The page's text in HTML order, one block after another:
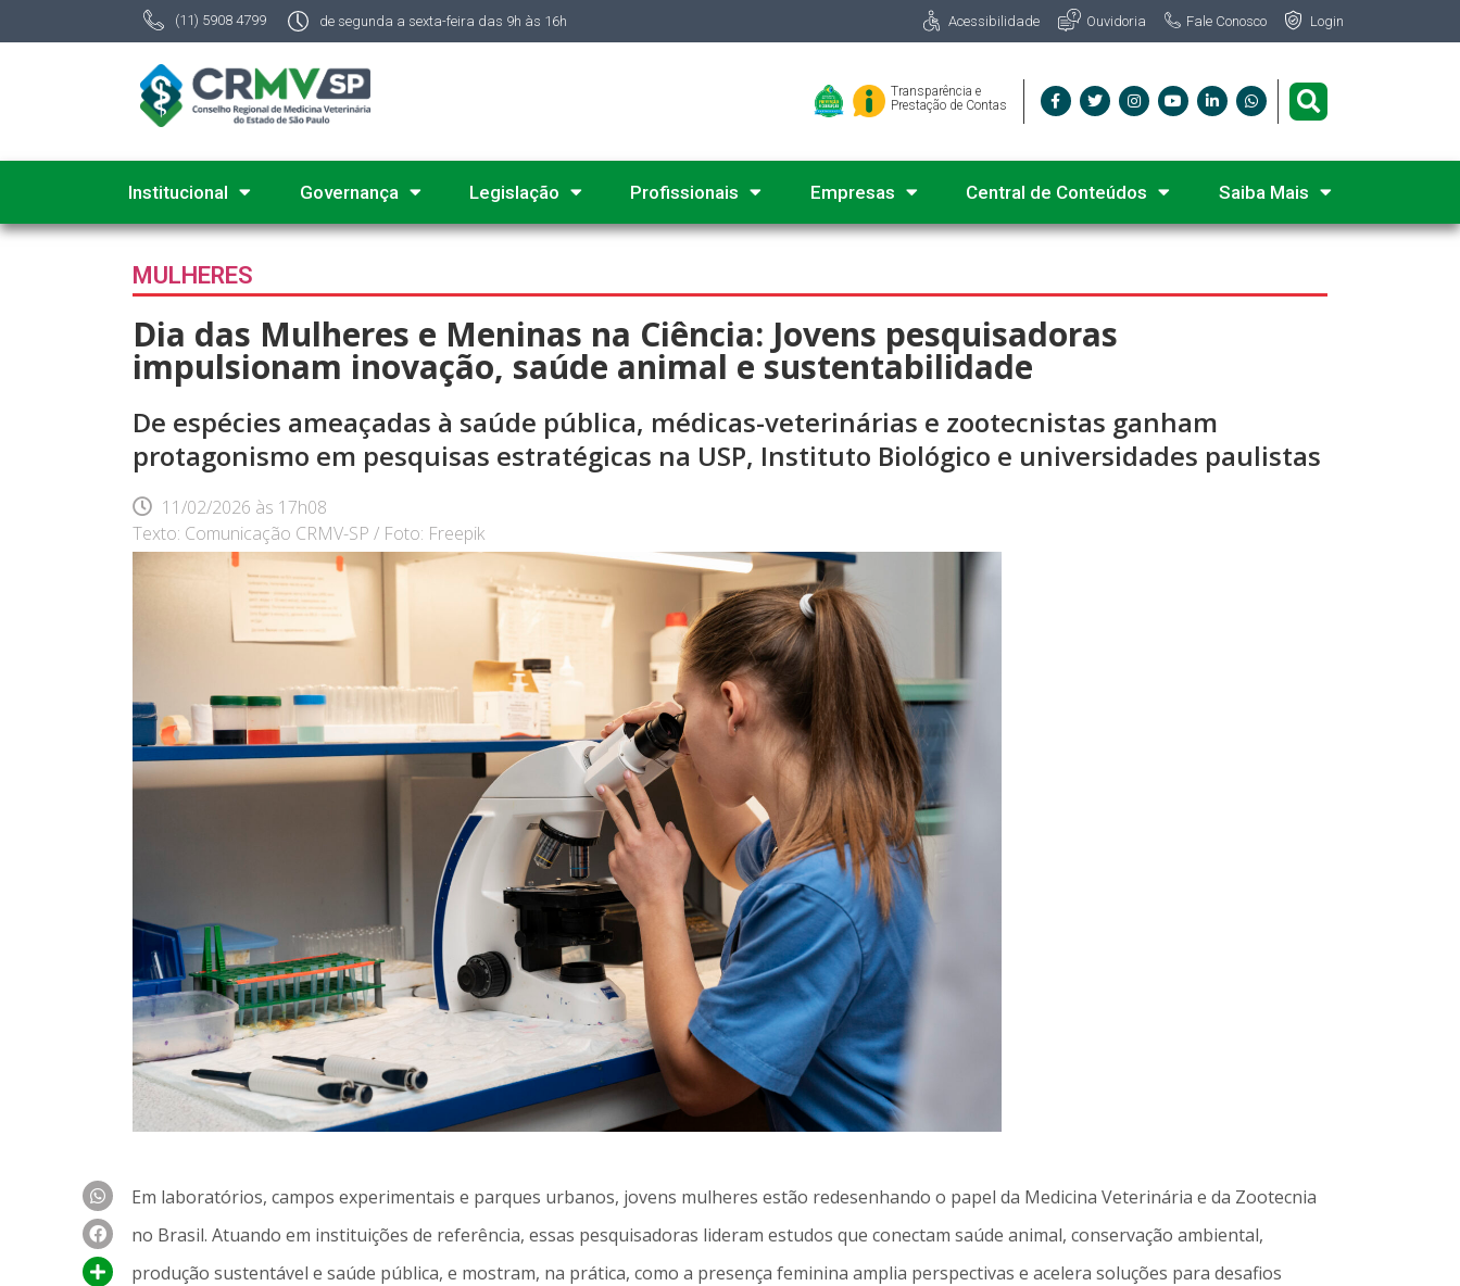
(11) 5908 4799 de segunda a sexta-feira das 9h às 16h Acessibilidade Ouvidoria Fale Conosco Login
Transparência e
Prestação de Contas
Institucional Governança Legislação Profissionais Empresas Central de Conteúdos Saiba Mais
MULHERES
Dia das Mulheres e Meninas na Ciência: Jovens pesquisadoras
impulsionam inovação, saúde animal e sustentabilidade
De espécies ameaçadas à saúde pública, médicas-veterinárias e zootecnistas ganham
protagonismo em pesquisas estratégicas na USP, Instituto Biológico e universidades paulistas
11/02/2026 às 17h08
Texto: Comunicação CRMV-SP / Foto: Freepik
Em laboratórios, campos experimentais e parques urbanos, jovens mulheres estão redesenhando o papel da Medicina Veterinária e da Zootecnia
no Brasil. Atuando em instituições de referência, essas pesquisadoras lideram estudos que conectam saúde animal, conservação ambiental,
produção sustentável e saúde pública, e mostram, na prática, como a presença feminina amplia perspectivas e acelera soluções para desafios